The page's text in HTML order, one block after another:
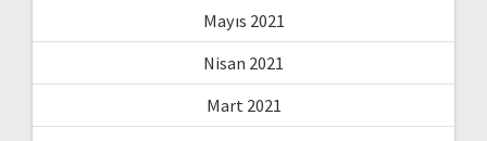
Mayıs 2021
Nisan 2021
Mart 2021